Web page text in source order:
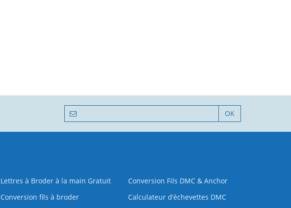
OK
Lettres à Broder à la main Gratuit
Conversion Fils DMC & Anchor
Conversion fils à broder
Calculateur d’échevettes DMC